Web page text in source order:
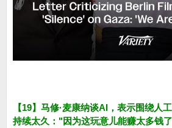
【19】马修·麦康纳谈AI，表示围绕人
持续太久："因为这玩意儿能赚太多钱